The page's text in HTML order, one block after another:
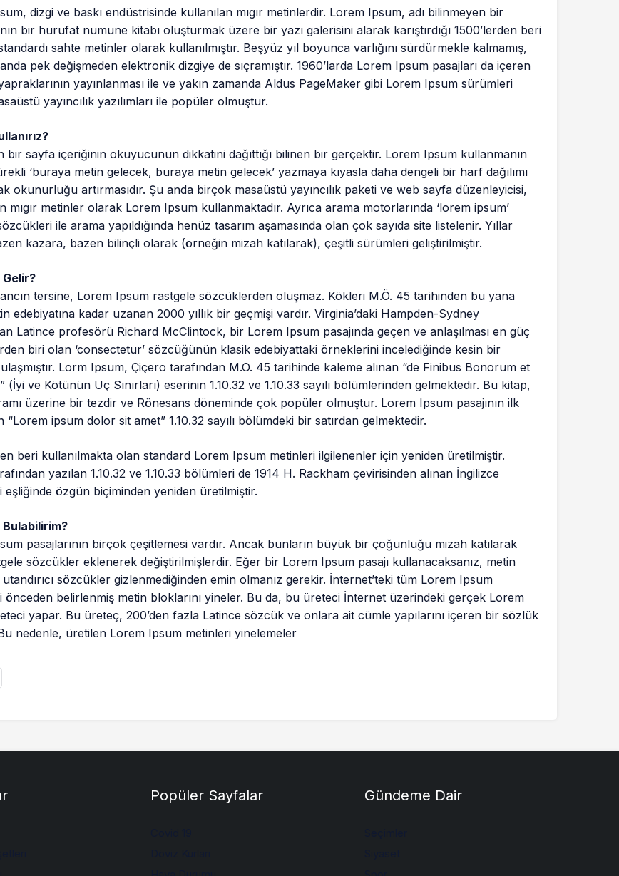
dizgi ve baskı endüstrisinde kullanılan mıgır metinlerdir. Lorem Ipsum, adı bilinmeyen bir
bir hurufat numune kitabı oluşturmak üzere bir yazı galerisini alarak karıştırdığı 1500’lerden beri
sahte metinler olarak kullanılmıştır. Beşyüz yıl boyunca varlığını sürdürmekle kalmamış,
pek değişmeden elektronik dizgiye de sıçramıştır. 1960’larda Lorem Ipsum pasajları da içeren
yayınlanması ile ve yakın zamanda Aldus PageMaker gibi Lorem Ipsum sürümleri
yayıncılık yazılımları ile popüler olmuştur.
bir sayfa içeriğinin okuyucunun dikkatini dağıttığı bilinen bir gerçektir. Lorem Ipsum kullanmanın
‘buraya metin gelecek, buraya metin gelecek’ yazmaya kıyasla daha dengeli bir harf dağılımı
okunurluğu artırmasıdır. Şu anda birçok masaüstü yayıncılık paketi ve web sayfa düzenleyicisi,
mıgır metinler olarak Lorem Ipsum kullanmaktadır. Ayrıca arama motorlarında ‘lorem ipsum’
ile arama yapıldığında henüz tasarım aşamasında olan çok sayıda site listelenir. Yıllar
kazara, bazen bilinçli olarak (örneğin mizah katılarak), çeşitli sürümleri geliştirilmiştir.
tersine, Lorem Ipsum rastgele sözcüklerden oluşmaz. Kökleri M.Ö. 45 tarihinden bu yana
edebiyatına kadar uzanan 2000 yıllık bir geçmişi vardır. Virginia’daki Hampden-Sydney
Latince profesörü Richard McClintock, bir Lorem Ipsum pasajında geçen ve anlaşılması en güç
biri olan ‘consectetur’ sözcüğünün klasik edebiyattaki örneklerini incelediğinde kesin bir
Lorm Ipsum, Çiçero tarafından M.Ö. 45 tarihinde kaleme alınan “de Finibus Bonorum et
(İyi ve Kötünün Uç Sınırları) eserinin 1.10.32 ve 1.10.33 sayılı bölümlerinden gelmektedir. Bu kitap,
üzerine bir tezdir ve Rönesans döneminde çok popüler olmuştur. Lorem Ipsum pasajının ilk
“Lorem ipsum dolor sit amet” 1.10.32 sayılı bölümdeki bir satırdan gelmektedir.
beri kullanılmakta olan standard Lorem Ipsum metinleri ilgilenenler için yeniden üretilmiştir.
yazılan 1.10.32 ve 1.10.33 bölümleri de 1914 H. Rackham çevirisinden alınan İngilizce
eşliğinde özgün biçiminden yeniden üretilmiştir.
pasajlarının birçok çeşitlemesi vardır. Ancak bunların büyük bir çoğunluğu mizah katılarak
sözcükler eklenerek değiştirilmişlerdir. Eğer bir Lorem Ipsum pasajı kullanacaksanız, metin
utandırıcı sözcükler gizlenmediğinden emin olmanız gerekir. İnternet’teki tüm Lorem Ipsum
önceden belirlenmiş metin bloklarını yineler. Bu da, bu üreteci İnternet üzerindeki gerçek Lorem
yapar. Bu üreteç, 200’den fazla Latince sözcük ve onlara ait cümle yapılarını içeren bir sözlük
nedenle, üretilen Lorem Ipsum metinleri yinelemeler
Popüler Sayfalar Gündeme Dair